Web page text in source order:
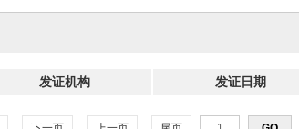
发证机构 发证日期